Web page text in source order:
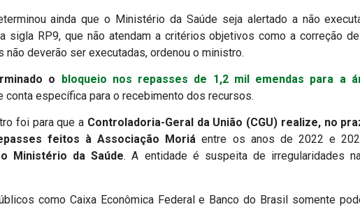
ainda que o Ministério da Saúde seja alertado a não
sigla RP9, que não atendam a critérios objetivos como a correção
deverão ser executadas, ordenou o ministro.
o bloqueio nos repasses de 1,2 mil emendas para a
conta específica para o recebimento dos recursos.
foi para que a Controladoria-Geral da União (CGU) realize, no
feitos à Associação Moriáentre os anos de 2022 e
Ministério da Saúde. A entidade é suspeita de irregularidades
como Caixa Econômica Federal e Banco do Brasil somente